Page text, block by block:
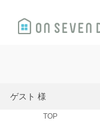
ゲスト 様
TOP